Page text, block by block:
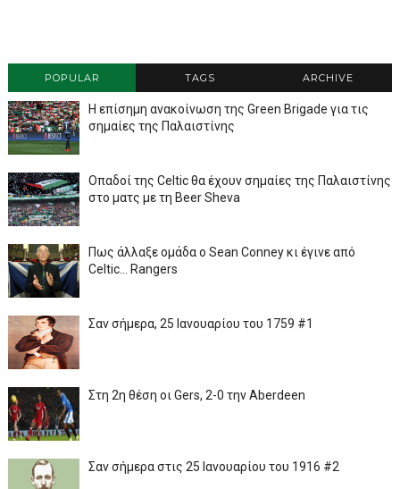
POPULAR TAGS ARCHIVE
Η επίσημη ανακοίνωση της Green Brigade για τις
σημαίες της Παλαιστίνης
Οπαδοί της Celtic θα έχουν σημαίες της Παλαιστίνης
στο ματς με τη Beer Sheva
Πως άλλαξε ομάδα ο Sean Conney κι έγινε από
Celtic... Rangers
Σαν σήμερα, 25 Ιανουαρίου του 1759 #1
Στη 2η θέση οι Gers, 2-0 την Aberdeen
Σαν σήμερα στις 25 Ιανουαρίου του 1916 #2